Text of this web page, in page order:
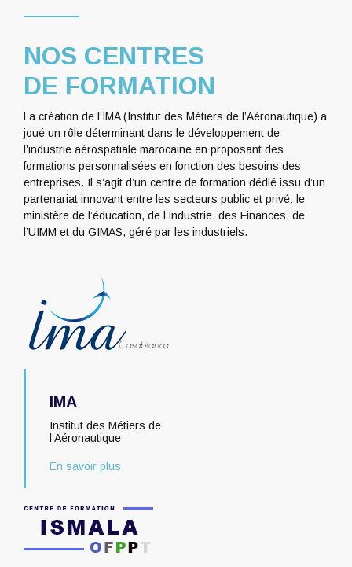
NOS CENTRES
DE FORMATION
La création de l’IMA (Institut des Métiers de l’Aéronautique) a
joué un rôle déterminant dans le développement de
l’industrie aérospatiale marocaine en proposant des
formations personnalisées en fonction des besoins des
entreprises. Il s’agit d’un centre de formation dédié issu d’un
partenariat innovant entre les secteurs public et privé: le
ministère de l’éducation, de l’Industrie, des Finances, de
l’UIMM et du GIMAS, géré par les industriels.
IMA
Institut des Métiers de
l’Aéronautique
En savoir plus